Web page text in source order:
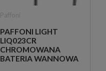
PAFFONI LIGHT
LIQ023CR
CHROMOWANA
BATERIA WANNOWA